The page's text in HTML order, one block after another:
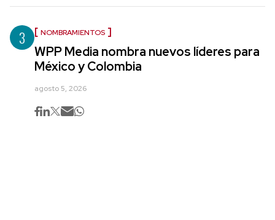
3 NOMBRAMIENTOS
WPP Media nombra nuevos líderes para
México y Colombia
agosto 5, 2026